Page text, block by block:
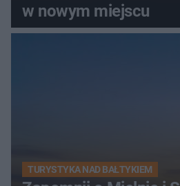
w nowym miejscu
TURYSTYKA NAD BAŁTYKIEM